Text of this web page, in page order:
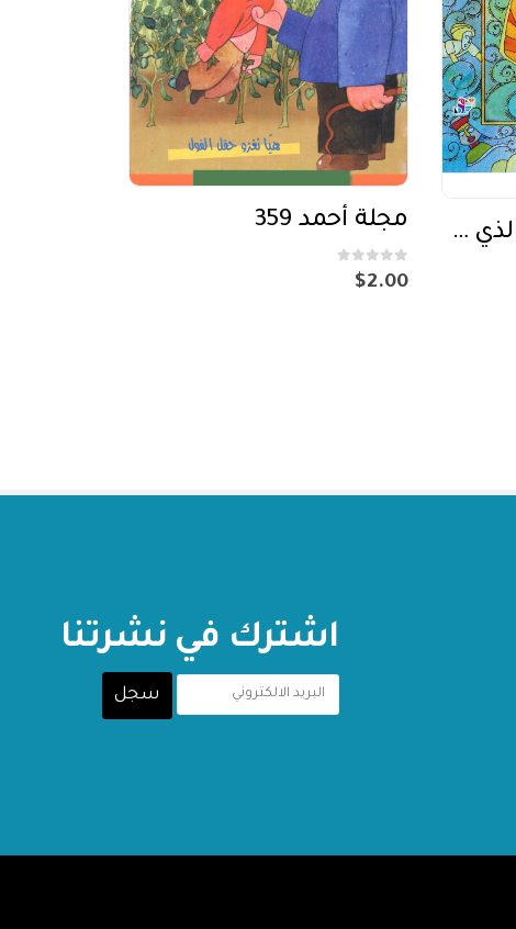
سفينة نوح (والماء الذي خرج من النار) مجلة أحمد 359
0
out of 5
$2.00
اشترك في نشرتنا